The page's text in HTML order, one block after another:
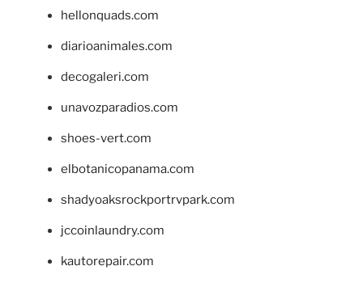
hellonquads.com
diarioanimales.com
decogaleri.com
unavozparadios.com
shoes-vert.com
elbotanicopanama.com
shadyoaksrockportrvpark.com
jccoinlaundry.com
kautorepair.com